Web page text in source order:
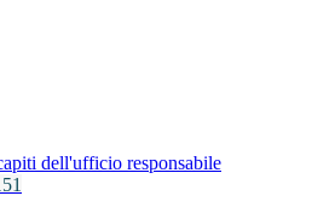
dell'ufficio responsabile